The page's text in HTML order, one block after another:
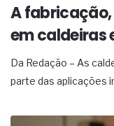
A fabricação,
em caldeiras
Da Redação – As
parte das aplicações